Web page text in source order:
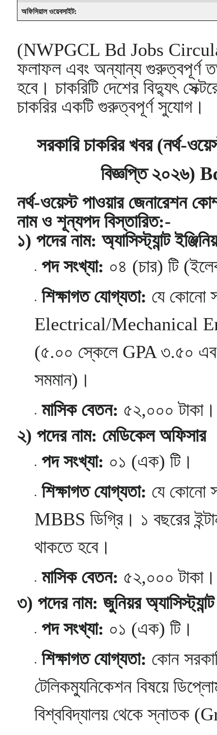
অফিসিয়াল ওয়েবসাইট:
(NWPGCL Bd Jobs Circula)
ফলাফল এবং অন্যান্য গুরুত্বপূর্ণ
হবে। চাকরিটি দেশের বিদ্যুৎ
চাকরির একটি গুরুত্বপূর্ণ সুযোগ।
সরকারি চাকরির খবর (নর্থ-
বিজ্ঞপ্তি
নর্থ-ওয়েস্ট পাওয়ার জেনারেশন
নাম ও শূন্যপদ বিস্তারিত:-
১) পদের নাম: অ্যাসিস্ট্যান্ট
পদ সংখ্যা: ০৪ (চার) টি
শিক্ষাগত যোগ্যতা: যে কোনো
Electrical/Mechanical
(৫.০০ স্কেলে GPA ৩.৫০
সমমান)।
মাসিক বেতন: ৫২,০০০ টাকা।
২) পদের নাম: মেডিকেল অফিসার
পদ সংখ্যা: ০১ (এক) টি।
শিক্ষাগত যোগ্যতা: যে কোনো
MBBS ডিগ্রি। ১ বছরের
থাকতে হবে।
মাসিক বেতন: ৫২,০০০ টাকা।
৩) পদের নাম: জুনিয়র
পদ সংখ্যা: ০১ (এক) টি।
শিক্ষাগত যোগ্যতা: কোন
টেলিকম্যুনিকেশন বিষয়ে
বিশ্ববিদ্যালয় থেকে স্নাতক